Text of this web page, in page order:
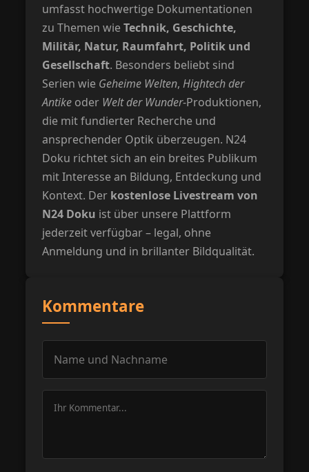
umfasst hochwertige Dokumentationen
zu Themen wieTechnik, Geschichte,
Militär, Natur, Raumfahrt, Politik und
Gesellschaft. Besonders beliebt sind
Serien wie Geheime Welten,Hightech der
Antike oder Welt der Wunder-Produktionen,
die mit fundierter Recherche und
ansprechender Optik überzeugen. N24
Doku richtet sich an ein breites Publikum
mit Interesse an Bildung, Entdeckung und
Kontext. Der kostenlose Livestream von
N24 Doku ist über unsere Plattform
jederzeit verfügbar – legal, ohne
Anmeldung und in brillanter Bildqualität.
Kommentare